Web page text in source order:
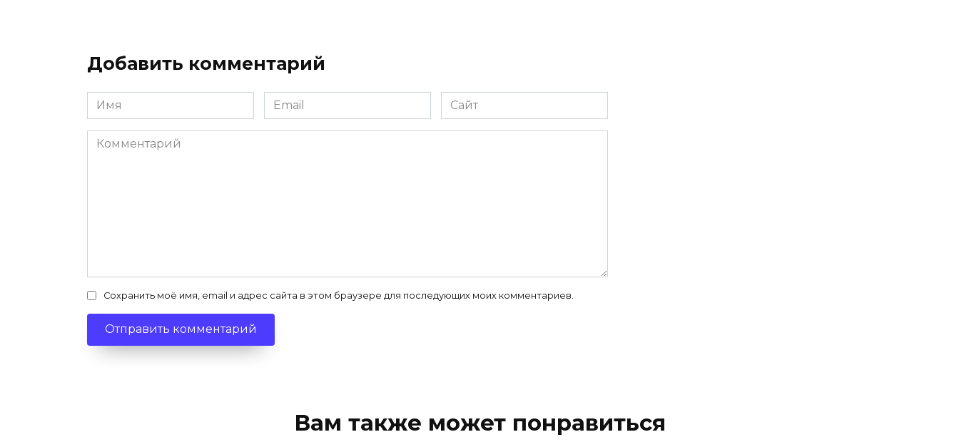
Добавить комментарий
Имя
*
Email
*
Сайт
Комментарий
Сохранить моё имя, email и адрес сайта в этом браузере для последующих моих комментариев.
Вам также может понравиться